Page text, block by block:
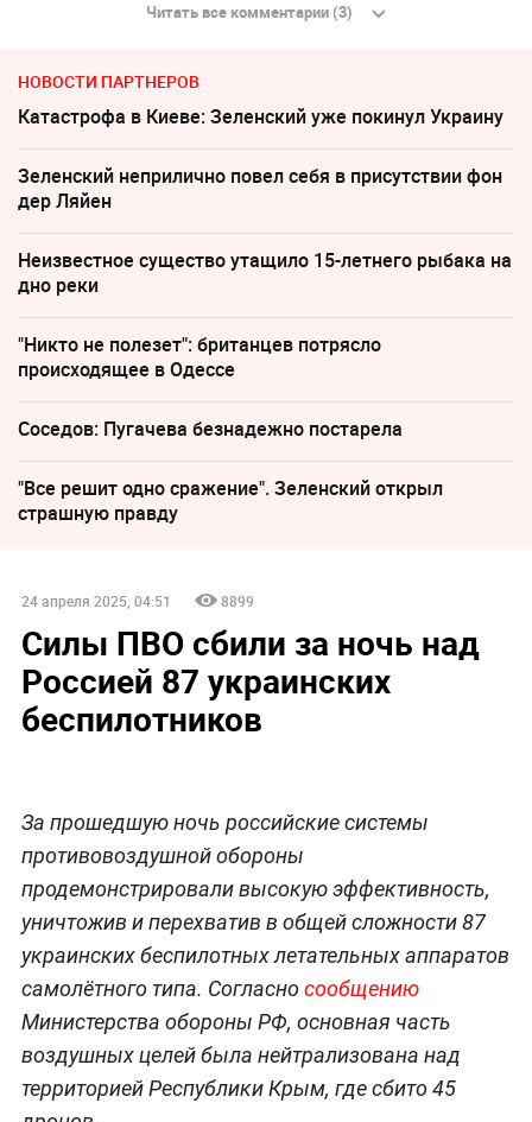
Читать все комментарии (3)
НОВОСТИ ПАРТНЕРОВ
Катастрофа в Киеве: Зеленский уже покинул Украину
Зеленский неприлично повел cебя в присутствии фон
дер Ляйен
Неизвестное существо утащило 15-летнего рыбака на
дно реки
"Никто не полезет": британцев потрясло
происходящее в Одессе
Соседов: Пугачева безнадежно постарела
"Все решит одно сражение". Зеленский открыл
страшную правду
24 апреля 2025, 04:51 8899
Силы ПВО сбили за ночь над
Россией 87 украинских
беспилотников
За прошедшую ночь российские системы
противовоздушной обороны
продемонстрировали высокую эффективность,
уничтожив и перехватив в общей сложности 87
украинских беспилотных летательных аппаратов
самолётного типа. Согласносообщению
Министерства обороны РФ, основная часть
воздушных целей была нейтрализована над
территорией Республики Крым, где сбито 45